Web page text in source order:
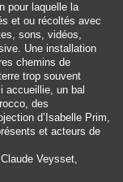
pour laquelle la
et ou récoltés avec
sons, vidéos,
Une installation
chemins de
trop souvent
accueillie, un bal
des
d’Isabelle Prim,
et acteurs de
Veysset,